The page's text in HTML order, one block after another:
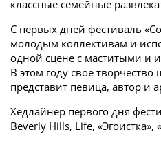
классные семейные
С первых дней фестиваль
молодым коллективам и
одной сцене с маститыми и
В этом году свое
представит певица, автор и
Хедлайнер первого дня
Beverly Hills, Life, «Эгоистка»,